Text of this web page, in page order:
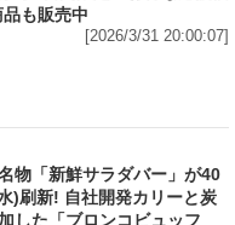
も販売中
[2026/3/31 20:00:07]
物「新鮮サラダバー」が40
)刷新! 自社開発カリーと炭
した「ブロンコビュッフ